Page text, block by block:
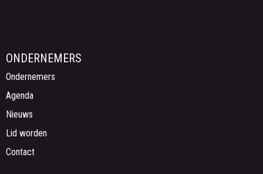
ONDERNEMERS
Ondernemers
Agenda
Nieuws
Lid worden
Contact